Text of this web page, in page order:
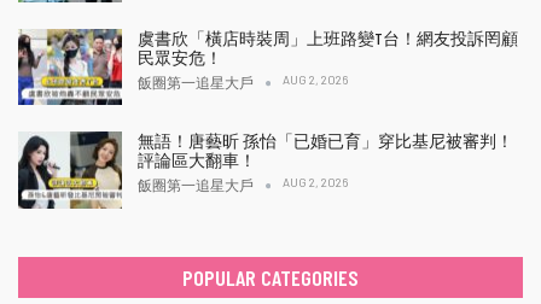
虞書欣「橫店時裝周」上班路變T台！網友投訴罔顧
民眾安危！
飯圈第一追星大戶 AUG 2, 2026
無語！唐藝昕 孫怡「已婚已育」穿比基尼被審判！
評論區大翻車！
飯圈第一追星大戶 AUG 2, 2026
POPULAR CATEGORIES